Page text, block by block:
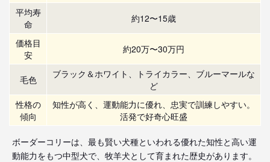
平均寿
命
約12〜15歳
価格目
安
約20万〜30万円
毛色
ブラック＆ホワイト、トライカラー、ブルーマールな
ど
性格の
傾向
知性が高く、運動能力に優れ、忠実で訓練しやすい。
活発で好奇心旺盛
ボーダーコリーは、最も賢い犬種といわれる優れた知性と高い運
動能力をもつ中型犬で、牧羊犬として育まれた歴史があります。